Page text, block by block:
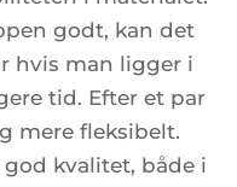
godt, kan det
hvis man ligger i
tid. Efter et par
mere fleksibelt.
kvalitet, både i